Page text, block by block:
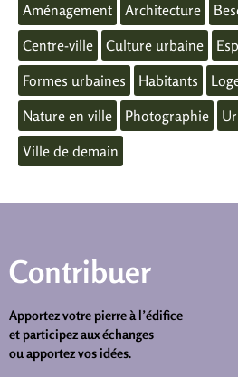
Aménagement Architecture
Centre-ville
Culture urbaine
Formes urbaines
Habitants
Nature en ville
Photographie
Ville de demain
Contribuer
Apportez votre pierre à l’édifice
et participez aux échanges
ou apportez vos idées.